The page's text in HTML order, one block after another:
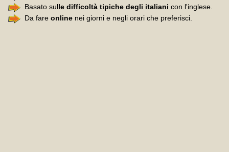
Basato sulle difficoltà tipiche degli italiani con l'inglese.
Da fare online nei giorni e negli orari che preferisci.